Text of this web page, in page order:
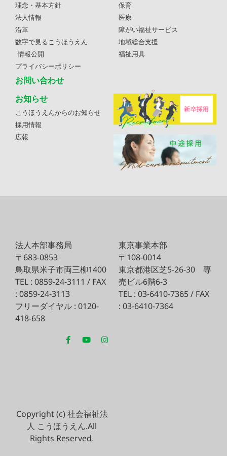
理念・基本方針
法人情報
沿革
数字で見るこうほうえん
情報公開
プライバシーポリシー
お問い合わせ
保育
医療
障がい福祉サービス
地域総合支援
福祉用具
お知らせ
こうほうえんからのお知らせ
採用情報
広報
法人本部事務局
〒683-0853
鳥取県米子市両三柳1400
TEL : 0859-24-3111 / FAX
: 0859-24-3113
フリーダイヤル : 0120-
418-658
東京事業本部
〒108-0014
東京都港区芝5-26-30 専
売ビル6階6-3
TEL : 03-6410-7365 / FAX
: 03-6410-7364
Copyright (c) 社会福祉法
人 こうほうえん.All
Rights Reserved.